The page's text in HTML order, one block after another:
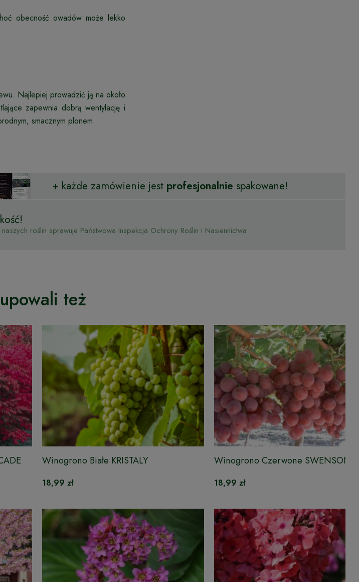
obecność owadów może lekko
Najlepiej prowadzić ją na około
zapewnia dobrą wentylację i
smacznym plonem.
+ każde zamówienie jest profesjonalnie spakowane!
roślin sprawuje Państwowa Inspekcja Ochrony Roślin i Nasiennictwa
też
Winogrono Białe KRISTALY
18,99 zł
Winogrono Czerwone SWENSON
18,99 zł